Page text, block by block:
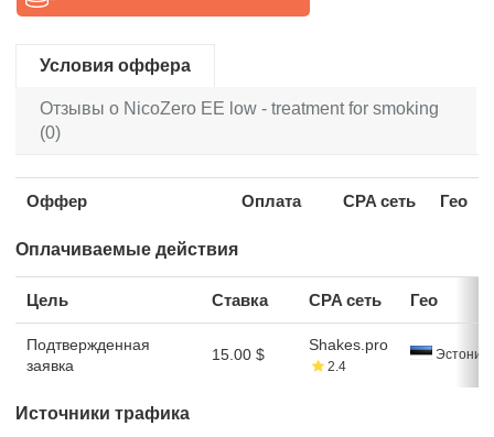
Условия оффера
Отзывы о NicoZero EE low - treatment for smoking
(0)
Оффер Оплата CPA сеть Гео
Оплачиваемые действия
Цель Ставка CPA сеть Гео
Подтвержденная
заявка
15.00 $
Shakes.pro
2.4
Эстония
Источники трафика